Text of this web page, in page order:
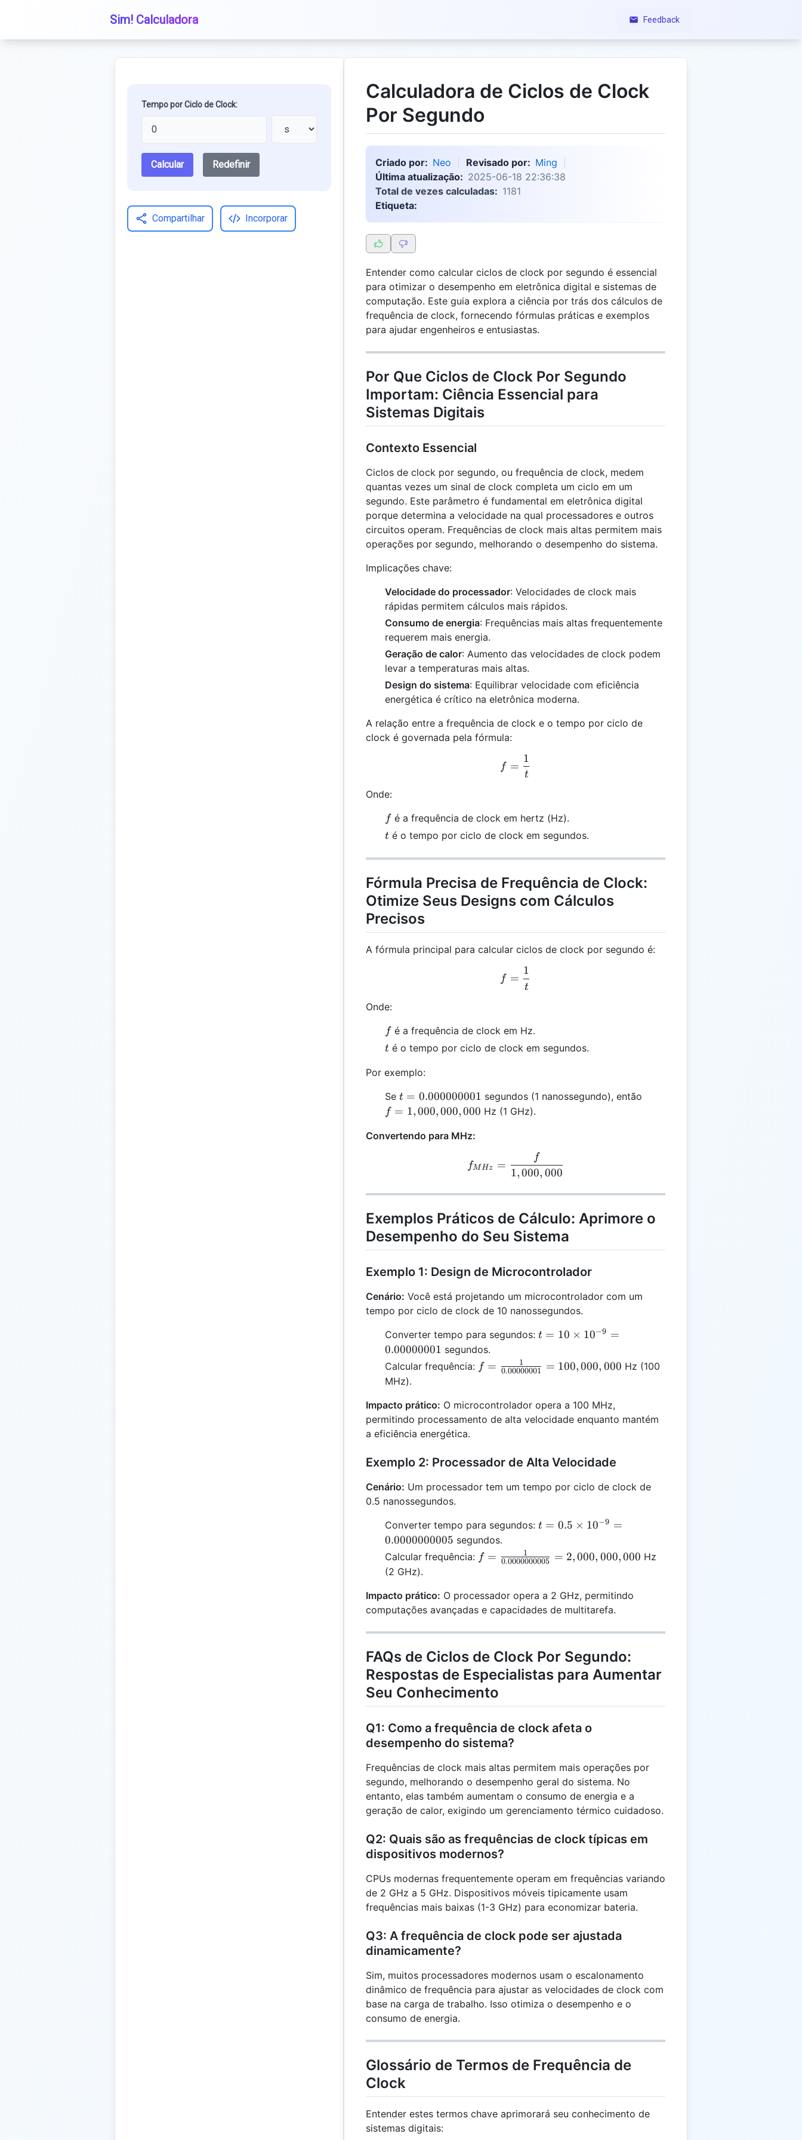
Sim! Calculadora Feedback
Tempo por Ciclo de Clock:
Calcular Redefinir
Compartilhar Incorporar
Calculadora de Ciclos de Clock
Por Segundo
Criado por: Neo Revisado por: Ming
Última atualização: 2025-06-18 22:36:38
Total de vezes calculadas: 1181
Etiqueta:
Entender como calcular ciclos de clock por segundo é essencial
para otimizar o desempenho em eletrônica digital e sistemas de
computação. Este guia explora a ciência por trás dos cálculos de
frequência de clock, fornecendo fórmulas práticas e exemplos
para ajudar engenheiros e entusiastas.
Por Que Ciclos de Clock Por Segundo
Importam: Ciência Essencial para
Sistemas Digitais
Contexto Essencial
Ciclos de clock por segundo, ou frequência de clock, medem
quantas vezes um sinal de clock completa um ciclo em um
segundo. Este parâmetro é fundamental em eletrônica digital
porque determina a velocidade na qual processadores e outros
circuitos operam. Frequências de clock mais altas permitem mais
operações por segundo, melhorando o desempenho do sistema.
Implicações chave:
Velocidade do processador: Velocidades de clock mais
rápidas permitem cálculos mais rápidos.
Consumo de energia: Frequências mais altas frequentemente
requerem mais energia.
Geração de calor: Aumento das velocidades de clock podem
levar a temperaturas mais altas.
Design do sistema: Equilibrar velocidade com eficiência
energética é crítico na eletrônica moderna.
A relação entre a frequência de clock e o tempo por ciclo de
clock é governada pela fórmula:
f = \frac{1}{t}
f =
t
1
Onde:
ff é a frequência de clock em hertz (Hz).
t
t é o tempo por ciclo de clock em segundos.
Fórmula Precisa de Frequência de Clock:
Otimize Seus Designs com Cálculos
Precisos
A fórmula principal para calcular ciclos de clock por segundo é:
f = \frac{1}{t}
f =
t
1
Onde:
ff é a frequência de clock em Hz.
t
t é o tempo por ciclo de clock em segundos.
Por exemplo:
Se t =
0.000000001
t = 0.000000001 segundos (1 nanossegundo), então
f = 1,000,000, 000 Hz (1 GHz).
Convertendo para MHz:
f_{MHz} = \frac{f}{1,000,000}
fMHz =
1, 000, 000
f
Exemplos Práticos de Cálculo: Aprimore o
Desempenho do Seu Sistema
Exemplo 1: Design de Microcontrolador
Cenário: Você está projetando um microcontrolador com um
tempo por ciclo de clock de 10 nanossegundos.
Converter tempo para segundos: t = 10
10^{-9} =
0.00000001
t = 10 × 10−9 =
0.00000001 segundos.
Calcular frequência: f = \frac{1}
100,000,000
f = 0.00000001
1 = 100, 000, 000 Hz (100
MHz).
Impacto prático: O microcontrolador opera a 100 MHz,
permitindo processamento de alta velocidade enquanto mantém
a eficiência energética.
Exemplo 2: Processador de Alta Velocidade
Cenário: Um processador tem um tempo por ciclo de clock de
0.5 nanossegundos.
Converter tempo para segundos: t = 0.5 \times
0.0000000005
t = 0.5 × 10−9 =
0.0000000005 segundos.
Calcular frequência: f = \frac{1}
f = 0.0000000005
1 = 2, 000, 000,000 Hz
(2 GHz).
Impacto prático: O processador opera a 2 GHz, permitindo
computações avançadas e capacidades de multitarefa.
FAQs de Ciclos de Clock Por Segundo:
Respostas de Especialistas para Aumentar
Seu Conhecimento
Q1: Como a frequência de clock afeta o
desempenho do sistema?
Frequências de clock mais altas permitem mais operações por
segundo, melhorando o desempenho geral do sistema. No
entanto, elas também aumentam o consumo de energia e a
geração de calor, exigindo um gerenciamento térmico cuidadoso.
Q2: Quais são as frequências de clock típicas em
dispositivos modernos?
CPUs modernas frequentemente operam em frequências variando
de 2 GHz a 5 GHz. Dispositivos móveis tipicamente usam
frequências mais baixas (1-3 GHz) para economizar bateria.
Q3: A frequência de clock pode ser ajustada
dinamicamente?
Sim, muitos processadores modernos usam o escalonamento
dinâmico de frequência para ajustar as velocidades de clock com
base na carga de trabalho. Isso otimiza o desempenho e o
consumo de energia.
Glossário de Termos de Frequência de
Clock
Entender estes termos chave aprimorará seu conhecimento de
sistemas digitais: